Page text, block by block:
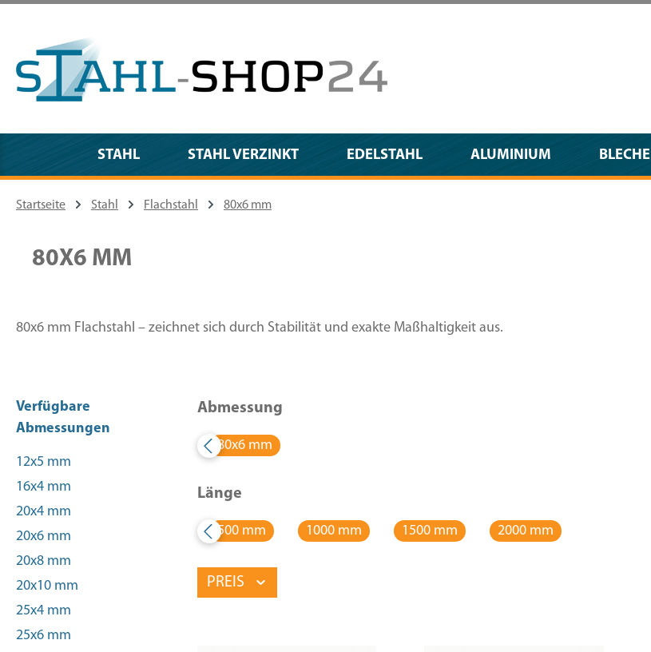
STAHL STAHL VERZINKT EDELSTAHL ALUMINIUM BLECHE
Startseite Stahl Flachstahl 80x6 mm
80X6 MM
80x6 mm Flachstahl – zeichnet sich durch Stabilität und exakte Maßhaltigkeit aus.
Verfügbare
Abmessungen
12x5 mm
16x4 mm
20x4 mm
20x6 mm
20x8 mm
20x10 mm
25x4 mm
25x6 mm
Abmessung
80x6 mm
Länge
500 mm 1000 mm 1500 mm 2000 mm
PREIS